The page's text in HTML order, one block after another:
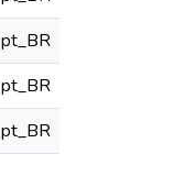
pt_BR
pt_BR
pt_BR